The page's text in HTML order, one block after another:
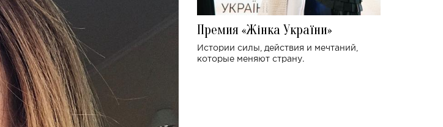
Премия «Жінка України»
Истории силы, действия и мечтаний,
которые меняют страну.